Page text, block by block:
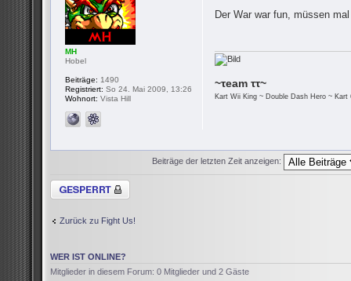
Der War war fun, müssen
~τeam ττ~
Kart Wii King ~ Double Dash Hero ~ Kart
MH
Hobel
Beiträge: 1490
Registriert: So 24. Mai 2009, 13:26
Wohnort: Vista Hill
Beiträge der letzten Zeit anzeigen:
Thema gesperrt
Zurück zu Fight Us!
WER IST ONLINE?
Mitglieder in diesem Forum: 0 Mitglieder und 2 Gäste